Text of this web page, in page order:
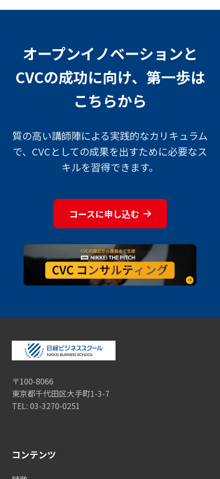
オープンイノベーションと
CVCの成功に向け、第一歩は
こちらから
質の高い講師陣による実践的なカリキュラム
で、CVCとしての成果を出すために必要なス
キルを習得できます。
コースに申し込む
〒100-8066
東京都千代田区大手町1-3-7
TEL: 03-3270-0251
コンテンツ